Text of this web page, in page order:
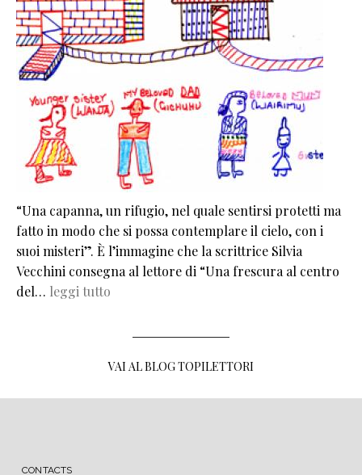
“Una capanna, un rifugio, nel quale sentirsi protetti ma
fatto in modo che si possa contemplare il cielo, con i
suoi misteri”. È l’immagine che la scrittrice Silvia
Vecchini consegna al lettore di “Una frescura al centro
del… leggi tutto
VAI AL BLOG TOPILETTORI
MENU FOOTER
CONTACTS